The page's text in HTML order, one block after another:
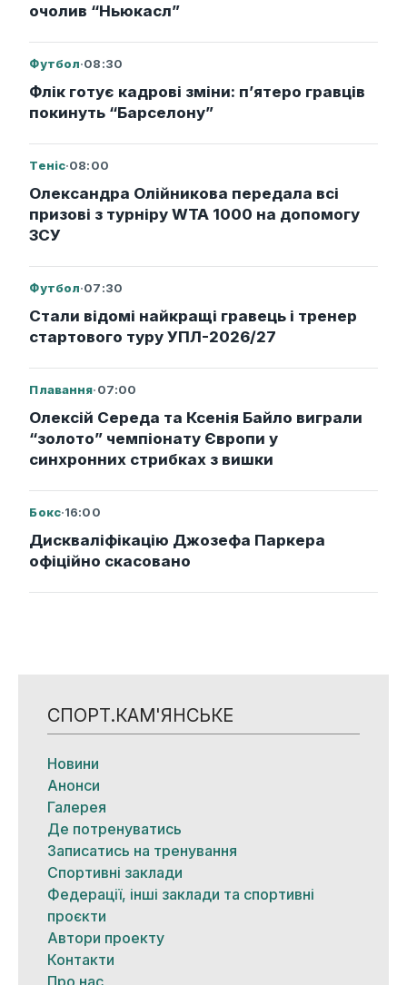
очолив “Ньюкасл”
Футбол·08:30
Флік готує кадрові зміни: п’ятеро гравців
покинуть “Барселону”
Теніс·08:00
Олександра Олійникова передала всі
призові з турніру WTA 1000 на допомогу
ЗСУ
Футбол·07:30
Стали відомі найкращі гравець і тренер
стартового туру УПЛ-2026/27
Плавання·07:00
Олексій Середа та Ксенія Байло виграли
“золото” чемпіонату Європи у
синхронних стрибках з вишки
Бокс·16:00
Дискваліфікацію Джозефа Паркера
офіційно скасовано
СПОРТ.КАМ'ЯНСЬКЕ
Новини
Анонси
Галерея
Де потренуватись
Записатись на тренування
Спортивні заклади
Федерації, інші заклади та спортивні
проєкти
Автори проекту
Контакти
Про нас